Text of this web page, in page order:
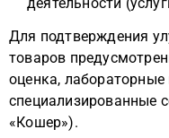
Для подтверждения
товаров
оценка,
специализированные
«Кошер»).